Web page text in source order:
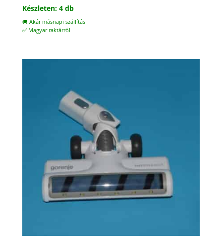
Készleten: 4 db
🚚 Akár másnapi szállítás
✅ Magyar raktárról